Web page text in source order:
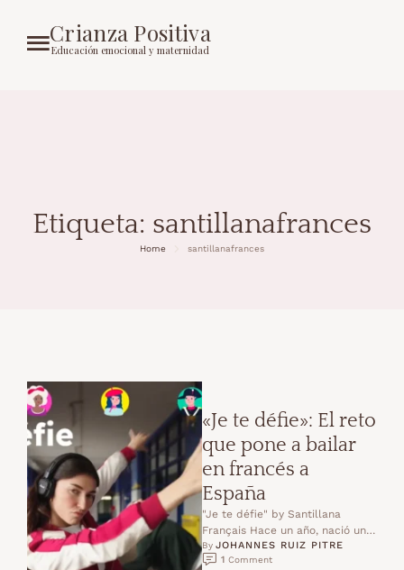
Crianza Positiva
Educación emocional y maternidad
Etiqueta: santillanafrances
Home santillanafrances
«Je te défie»: El reto
que pone a bailar
en francés a
España
"Je te défie" by Santillana
Français Hace un año, nació un
desafío con un propósito claro:
despertar el …
By JOHANNES RUIZ PITRE
1 Comment